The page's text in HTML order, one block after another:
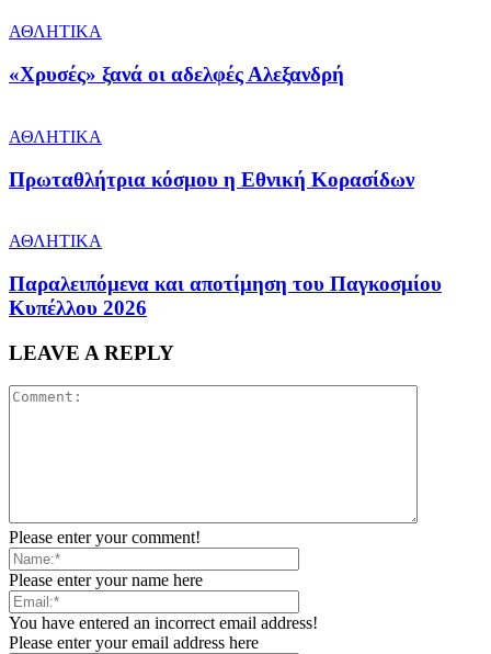
ΑΘΛΗΤΙΚΑ
«Χρυσές» ξανά οι αδελφές Αλεξανδρή
ΑΘΛΗΤΙΚΑ
Πρωταθλήτρια κόσμου η Εθνική Κορασίδων
ΑΘΛΗΤΙΚΑ
Παραλειπόμενα και αποτίμηση του Παγκοσμίου
Κυπέλλου 2026
LEAVE A REPLY
Please enter your comment!
Please enter your name here
You have entered an incorrect email address!
Please enter your email address here